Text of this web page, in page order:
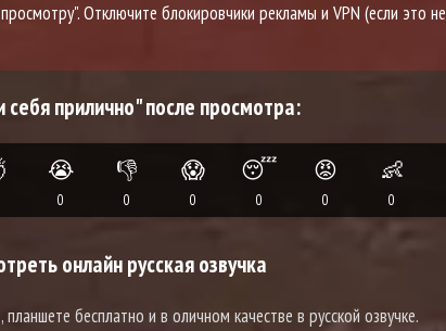
Отключите блокировчики рекламы и VPN (если это не
прилично" после просмотра:
😭
0
👎
0
😱
0
😴
0
😡
0
👶
0
онлайн русская озвучка
планшете бесплатно и в оличном качестве в русской озвучке.